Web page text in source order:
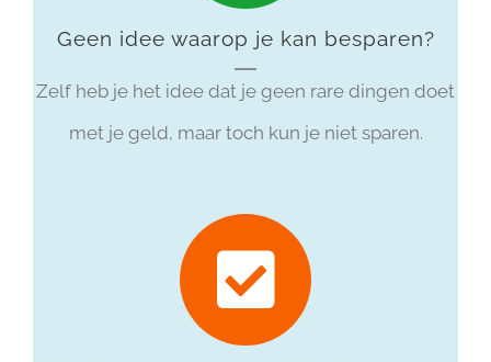
Geen idee waarop je kan besparen?
Zelf heb je het idee dat je geen rare dingen doet
met je geld, maar toch kun je niet sparen.